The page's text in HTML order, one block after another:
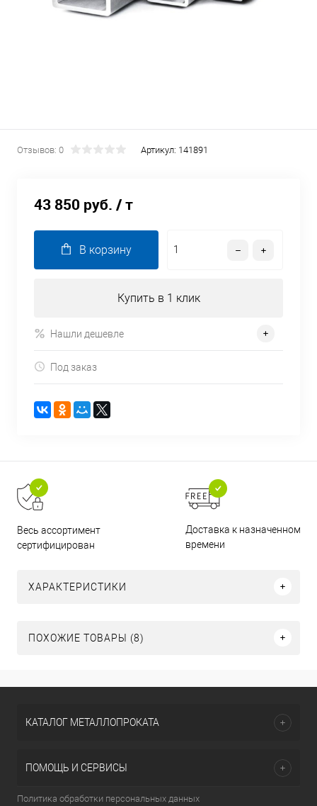
Отзывов: 0 Артикул: 141891
43 850 руб. / т
В корзину
Купить в 1 клик
Нашли дешевле
Под заказ
Весь ассортимент
сертифицирован
Доставка к назначенному
времени
ХАРАКТЕРИСТИКИ
ПОХОЖИЕ ТОВАРЫ (8)
КАТАЛОГ МЕТАЛЛОПРОКАТА
ПОМОЩЬ И СЕРВИСЫ
Политика обработки персональных данных